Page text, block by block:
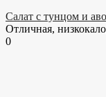
Салат с тунцом и
Отличная,
0